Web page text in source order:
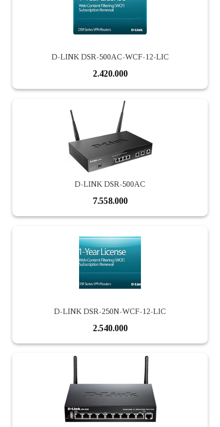
D-LINK DSR-500AC-WCF-12-LIC
2.420.000
D-LINK DSR-500AC
7.558.000
D-LINK DSR-250N-WCF-12-LIC
2.540.000